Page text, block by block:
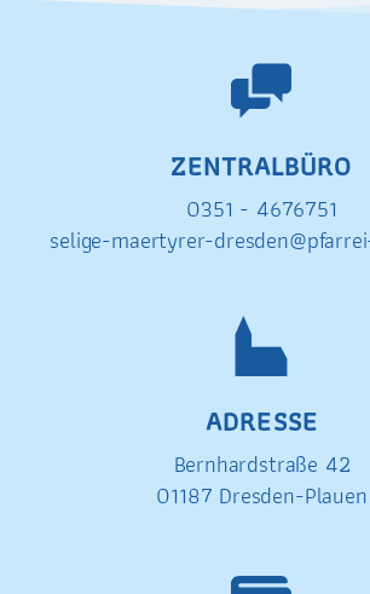
ZENTRALBÜRO
0351 - 4676751
selige-maertyrer-
ADRESSE
Bernhardstraße 42
01187 Dresden-Plauen